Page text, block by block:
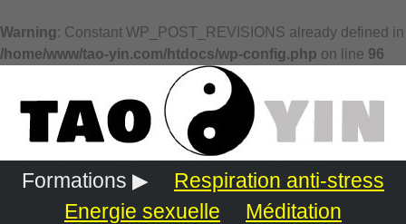
Warning: Constant WP_POST_REVISIONS already defined in
/home/www/tao-yin.com/htdocs/wp-config.php on line 96
Formations ▶
Respiration anti-stress
Energie sexuelle
Méditation